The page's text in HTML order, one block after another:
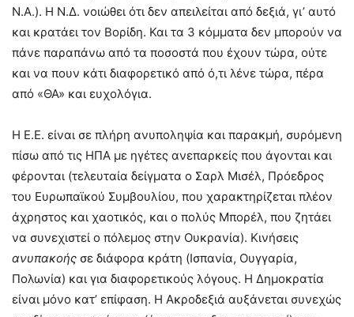
Ν.Α.). Η Ν.Δ. νοιώθει ότι δεν απειλείται από δεξιά, γι’ αυτό
και κρατάει τον Βορίδη. Και τα 3 κόμματα δεν μπορούν να
πάνε παραπάνω από τα ποσοστά που έχουν τώρα, ούτε
και να πουν κάτι διαφορετικό από ό,τι λένε τώρα, πέρα
από «ΘΑ» και ευχολόγια.
Η Ε.Ε. είναι σε πλήρη ανυποληψία και παρακμή, συρόμενη
πίσω από τις ΗΠΑ με ηγέτες ανεπαρκείς που άγονται και
φέρονται (τελευταία δείγματα ο Σαρλ Μισέλ, Πρόεδρος
του Ευρωπαϊκού Συμβουλίου, που χαρακτηρίζεται πλέον
άχρηστος και χαοτικός, και ο πολύς Μπορέλ, που ζητάει
να συνεχιστεί ο πόλεμος στην Ουκρανία). Κινήσεις
ανυπακοής σε διάφορα κράτη (Ισπανία, Ουγγαρία,
Πολωνία) και για διαφορετικούς λόγους. Η Δημοκρατία
είναι μόνο κατ’ επίφαση. Η Ακροδεξιά αυξάνεται συνεχώς